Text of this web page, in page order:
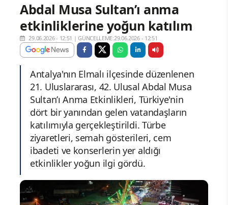
Abdal Musa Sultan’ı anma
etkinliklerine yoğun katılım
29.06.2026 - 12:51 |GÜNCELLEME:29.06.2026 - 12:51
Antalya'nın Elmalı ilçesinde düzenlenen
21. Uluslararası, 42. Ulusal Abdal Musa
Sultan’ı Anma Etkinlikleri, Türkiye'nin
dört bir yanından gelen vatandaşların
katılımıyla gerçekleştirildi. Türbe
ziyaretleri, semah gösterileri, cem
ibadeti ve konserlerin yer aldığı
etkinlikler yoğun ilgi gördü.